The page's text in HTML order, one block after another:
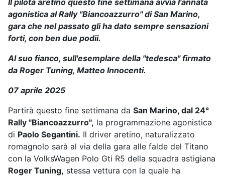
Il pilota aretino questo fine settimana avvia l'annata
agonistica al Rally "Biancoazzurro" di San Marino,
gara che nel passato gli ha dato sempre sensazioni
forti, con ben due podii.
Al suo fianco, sull'esemplare della "tedesca" firmato
da Roger Tuning, Matteo Innocenti.
07 aprile 2025
Partirà questo fine settimana da San Marino, dal 24°
Rally "Biancoazzurro", la programmazione agonistica
di Paolo Segantini. Il driver aretino, naturalizzato
romagnolo sarà al via della gara alle falde del Titano
con la VolksWagen Polo Gti R5 della squadra astigiana
Roger Tuning, stessa vettura con la quale ha